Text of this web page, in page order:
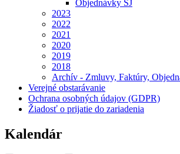
Objednávky ŠJ
2023
2022
2021
2020
2019
2018
Archív - Zmluvy, Faktúry,
Verejné obstarávanie
Ochrana osobných údajov (GDPR)
Žiadosť o prijatie do zariadenia
Kalendár